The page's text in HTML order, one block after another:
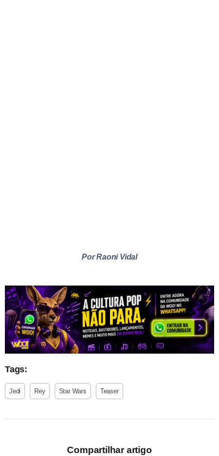
Por Raoni Vidal
Tags:
Jedi Rey Star Wars Teaser
Compartilhar artigo